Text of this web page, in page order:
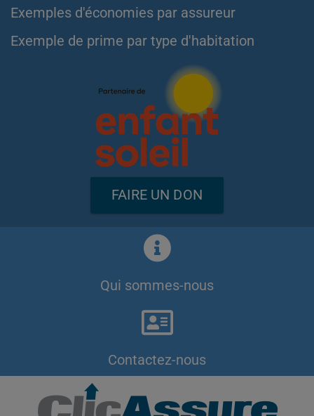
Exemples d'économies par assureur
Exemple de prime par type d'habitation
FAIRE UN DON
Qui sommes-nous
Contactez-nous